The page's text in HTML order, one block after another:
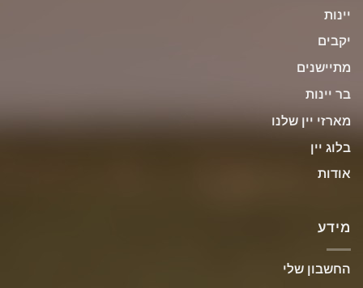
יינות
יקבים
מתיישנים
בר יינות
מארזי יין שלנו
בלוג יין
אודות
מידע
החשבון שלי